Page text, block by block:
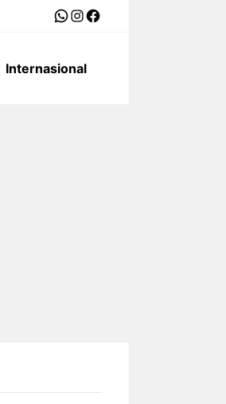
WhatsApp
Instagram
Facebook
Internasional